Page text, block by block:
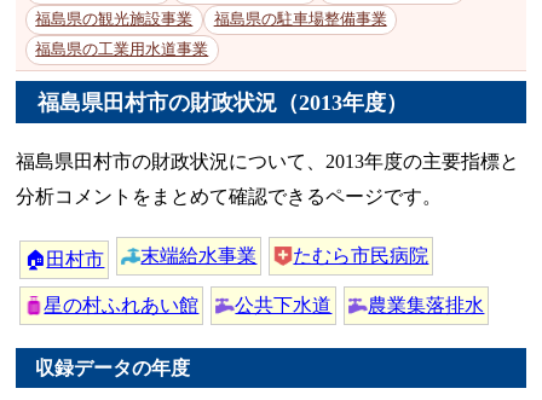
福島県の観光施設事業
福島県の駐車場整備事業
福島県の工業用水道事業
福島県田村市の財政状況（2013年度）
福島県田村市の財政状況について、2013年度の主要指標と
分析コメントをまとめて確認できるページです。
🏠 田村市 末端給水事業 たむら市民病院
星の村ふれあい館 公共下水道 農業集落排水
収録データの年度